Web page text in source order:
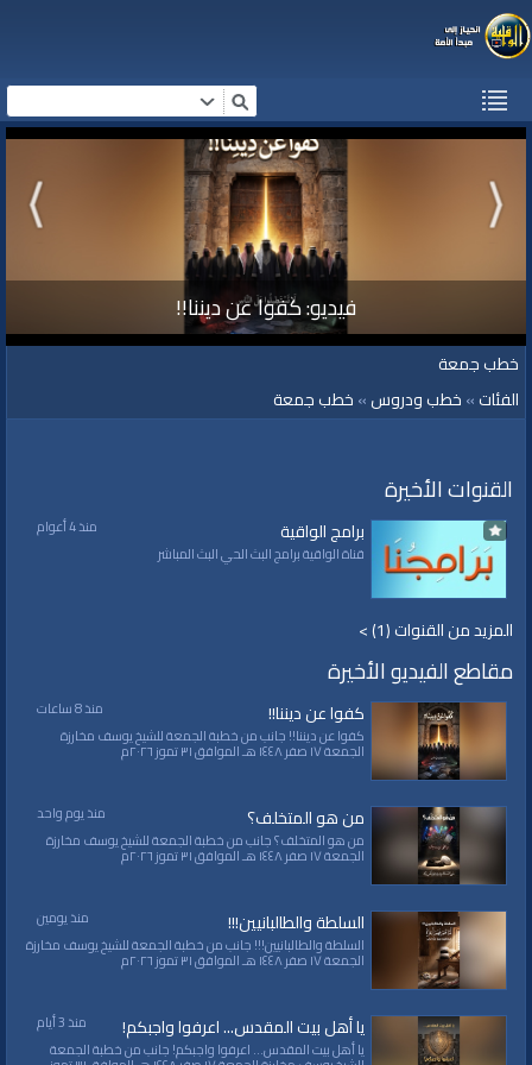
فيديو: كفوا عن ديننا!!
خطب جمعة
الفئات»خطب ودروس»خطب جمعة
القنوات الأخيرة
منذ 4 أعوام برامج الواقية
قناة الواقية برامج البث الحي البث المباشر
المزيد من القنوات (1) >
مقاطع الفيديو الأخيرة
منذ 8 ساعات كفوا عن ديننا!!
كفوا عن ديننا!! جانب من خطبة الجمعة للشيخ يوسف مخارزة
الجمعة ١٧ صفر ١٤٤٨ هـ الموافق ٣١ تموز ٢٠٢٦م
منذ يوم واحد من هو المتخلف؟
من هو المتخلف؟ جانب من خطبة الجمعة للشيخ يوسف مخارزة
الجمعة ١٧ صفر ١٤٤٨ هـ الموافق ٣١ تموز ٢٠٢٦م
منذ يومين السلطة والطالبانيين!!!
السلطة والطالبانيين!!! جانب من خطبة الجمعة للشيخ يوسف مخارزة
الجمعة ١٧ صفر ١٤٤٨ هـ الموافق ٣١ تموز ٢٠٢٦م
منذ 3 أيام يا أهل بيت المقدس... اعرفوا واجبكم!
يا أهل بيت المقدس... اعرفوا واجبكم! جانب من خطبة الجمعة